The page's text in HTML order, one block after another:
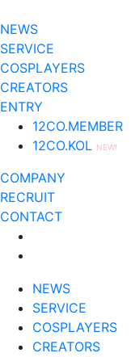
NEWS
SERVICE
COSPLAYERS
CREATORS
ENTRY
12CO.MEMBER
12CO.KOL NEW!
COMPANY
RECRUIT
CONTACT
NEWS
SERVICE
COSPLAYERS
CREATORS